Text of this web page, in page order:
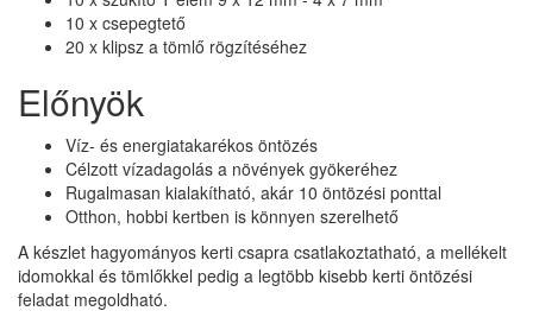
10 x csepegtető
20 x klipsz a tömlő rögzítéséhez
Előnyök
Víz- és energiatakarékos öntözés
Célzott vízadagolás a növények gyökeréhez
Rugalmasan kialakítható, akár 10 öntözési ponttal
Otthon, hobbi kertben is könnyen szerelhető
A készlet hagyományos kerti csapra csatlakoztatható, a mellékelt
idomokkal és tömlőkkel pedig a legtöbb kisebb kerti öntözési
feladat megoldható.